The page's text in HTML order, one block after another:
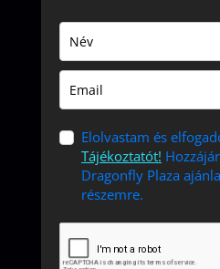
Elolvastam és
Tájékoztatót!
Dragonfly Plaza
részemre.